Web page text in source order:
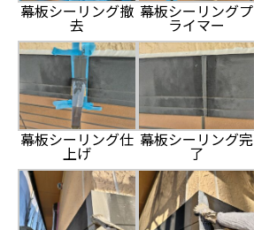
幕板シーリング撤
去
幕板シーリングプ
ライマー
幕板シーリング仕
上げ
幕板シーリング完
了